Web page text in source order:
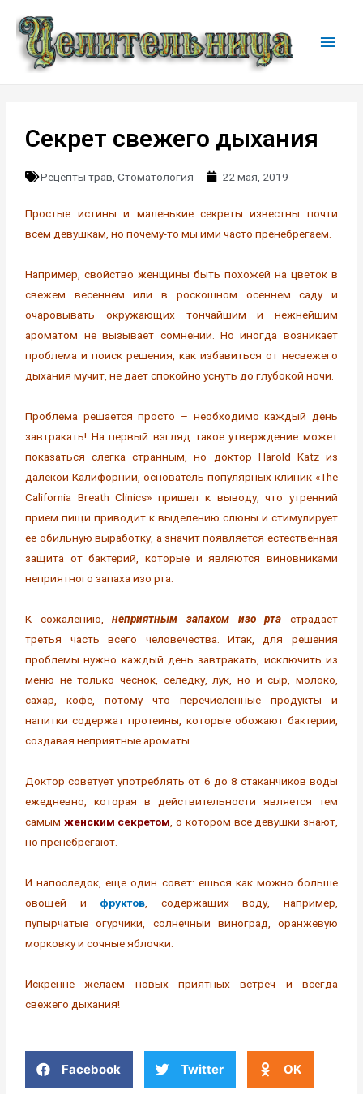
Секрет свежего дыхания
Рецепты трав ,Стоматология 22 мая, 2019
Простые истины и маленькие секреты известны почти
всем девушкам, но почему-то мы ими часто пренебрегаем.
Например, свойство женщины быть похожей на цветок в
свежем весеннем или в роскошном осеннем саду и
очаровывать окружающих тончайшим и нежнейшим
ароматом не вызывает сомнений. Но иногда возникает
проблема и поиск решения, как избавиться от несвежего
дыхания мучит, не дает спокойно уснуть до глубокой ночи.
Проблема решается просто – необходимо каждый день
завтракать! На первый взгляд такое утверждение может
показаться слегка странным, но доктор Harold Katz из
далекой Калифорнии, основатель популярных клиник «The
California Breath Clinics» пришел к выводу, что утренний
прием пищи приводит к выделению слюны и стимулирует
ее обильную выработку, а значит появляется естественная
защита от бактерий, которые и являются виновниками
неприятного запаха изо рта.
К сожалению,неприятным запахом изо рта страдает
третья часть всего человечества. Итак, для решения
проблемы нужно каждый день завтракать, исключить из
меню не только чеснок, селедку, лук, но и сыр, молоко,
сахар, кофе, потому что перечисленные продукты и
напитки содержат протеины, которые обожают бактерии,
создавая неприятные ароматы.
Доктор советует употреблять от 6 до 8 стаканчиков воды
ежедневно, которая в действительности является тем
самым женским секретом , о котором все девушки знают,
но пренебрегают.
И напоследок, еще один совет: ешься как можно больше
овощей и фруктов , содержащих воду, например,
пупырчатые огурчики, солнечный виноград, оранжевую
морковку и сочные яблочки.
Искренне желаем новых приятных встреч и всегда
свежего дыхания!
Facebook Twitter OK